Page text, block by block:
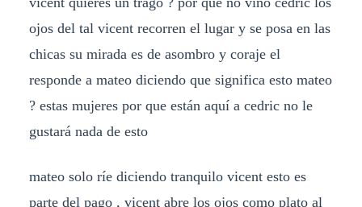
ojos del tal vicent recorren el lugar y se posa en las
chicas su mirada es de asombro y coraje el
responde a mateo diciendo que significa esto mateo
? estas mujeres por que están aquí a cedric no le
gustará nada de esto
mateo solo ríe diciendo tranquilo vicent esto es
parte del pago , vicent abre los ojos como plato al